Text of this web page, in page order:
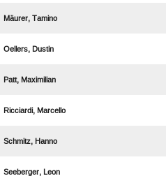
 
 
 
 
 
 